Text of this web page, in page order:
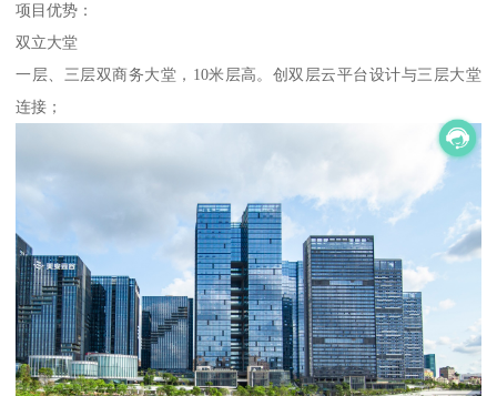
项目优势：
双立大堂
一层、三层双商务大堂，10米层高。创双层云平台设计与三层大堂
连接；